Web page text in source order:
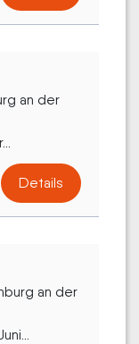
an der
Details
an der